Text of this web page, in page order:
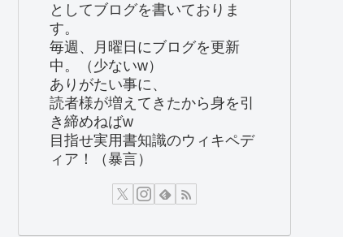
としてブログを書いておりま
す。
毎週、月曜日にブログを更新
中。（少ないw）
ありがたい事に、
読者様が増えてきたから身を引
き締めねばw
目指せ実用書知識のウィキペデ
ィア！（暴言）